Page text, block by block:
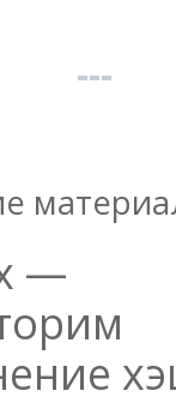
—